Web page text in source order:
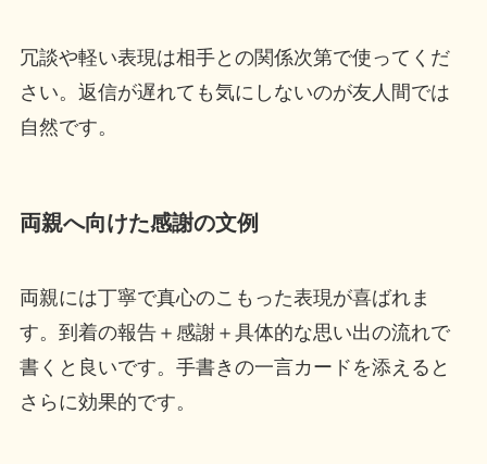
冗談や軽い表現は相手との関係次第で使ってくだ
さい。返信が遅れても気にしないのが友人間では
自然です。
両親へ向けた感謝の文例
両親には丁寧で真心のこもった表現が喜ばれま
す。到着の報告＋感謝＋具体的な思い出の流れで
書くと良いです。手書きの一言カードを添えると
さらに効果的です。